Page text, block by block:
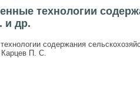
технологии
и др.
содержания
П. С.